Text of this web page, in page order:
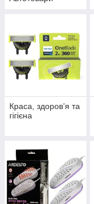
Краса, здоров’я та
гігієна